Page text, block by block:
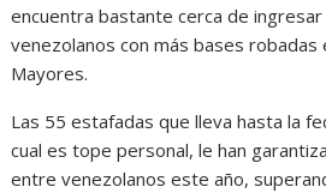
encuentra bastante cerca de
venezolanos con más bases robadas
Mayores.
Las 55 estafadas que lleva hasta la
cual es tope personal, le han
entre venezolanos este año,